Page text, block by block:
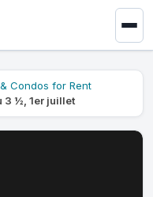
Condos for Rent
3 ½, 1er juillet